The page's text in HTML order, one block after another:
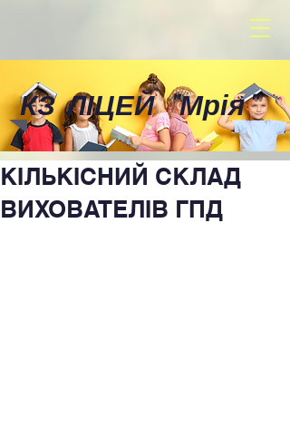
КЗ ЛІЦЕЙ"Мрія"
КІЛЬКІСНИЙ СКЛАД
ВИХОВАТЕЛІВ ГПД